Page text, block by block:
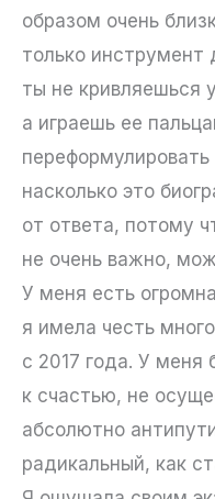
образом очень
только инструмент
ты не кривляешься
а играешь ее
насколько это
от ответа, потому
не очень важно,
У меня есть
я имела честь
с 2017 года. У меня
к счастью, не
абсолютно
радикальный, как